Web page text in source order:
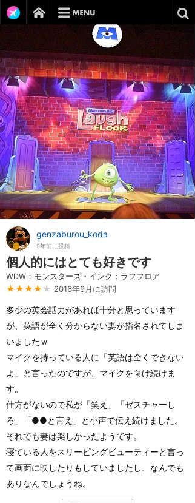
genzaburou_koda
9年前に投稿
個人的にはとても好きです
WDW：モンスターズ・インク：ラフフロア
★★★★ ★ 2016年9月に訪問
多少の英会話力があれば十分と思っています
が、英語が全く分からない妻が指名されてしま
いましたｗ
マイクを持っている人に「英語は全くできない
よ」と言ったのですが、マイクを向け続けま
す。
仕方がないので私が「笑え」「ゼスチャーし
ろ」「●●と言え」と小声で伝え続けました。
それでも妻は楽しかったようです。
寝ている人をスリーピングビューティーと言っ
て画面に映したりもしていましたし、なんでも
ありなんでしょうね。